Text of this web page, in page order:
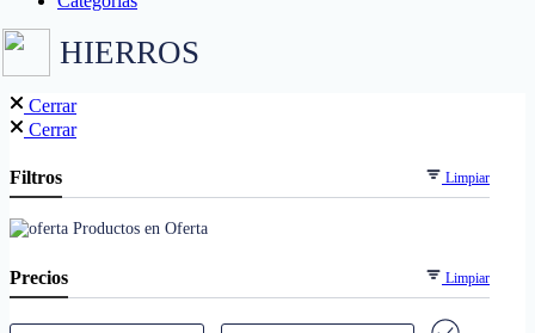
HIERROS
Cerrar
Cerrar
Filtros Limpiar
Productos en Oferta
Precios Limpiar